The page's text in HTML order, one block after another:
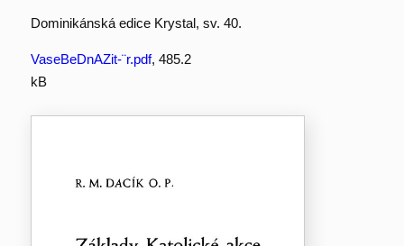
Dominikánská edice Krystal, sv. 40.
VaseBeDnAZit-¨r.pdf, 485.2
kB